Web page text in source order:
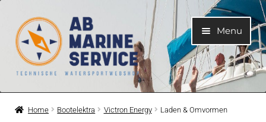
Ga
door
naar
navigatie
Ga
naar
de
inhoud
Menu
Home
Home Bootelektra Victron Energy Laden & Omvormen